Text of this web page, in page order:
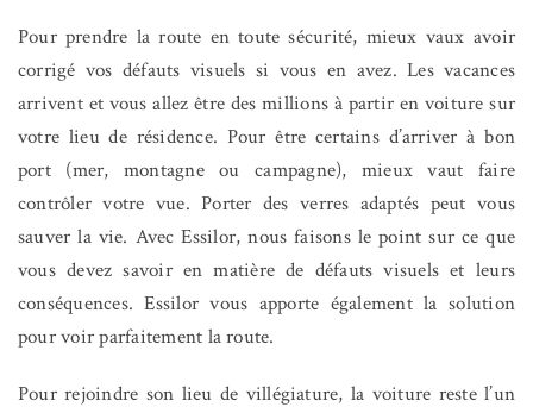
Pour prendre la route en toute sécurité, mieux vaux avoir
corrigé vos défauts visuels si vous en avez. Les vacances
arrivent et vous allez être des millions à partir en voiture sur
votre lieu de résidence. Pour être certains d’arriver à bon
port (mer, montagne ou campagne), mieux vaut faire
contrôler votre vue. Porter des verres adaptés peut vous
sauver la vie. Avec Essilor, nous faisons le point sur ce que
vous devez savoir en matière de défauts visuels et leurs
conséquences. Essilor vous apporte également la solution
pour voir parfaitement la route.
Pour rejoindre son lieu de villégiature, la voiture reste l’un